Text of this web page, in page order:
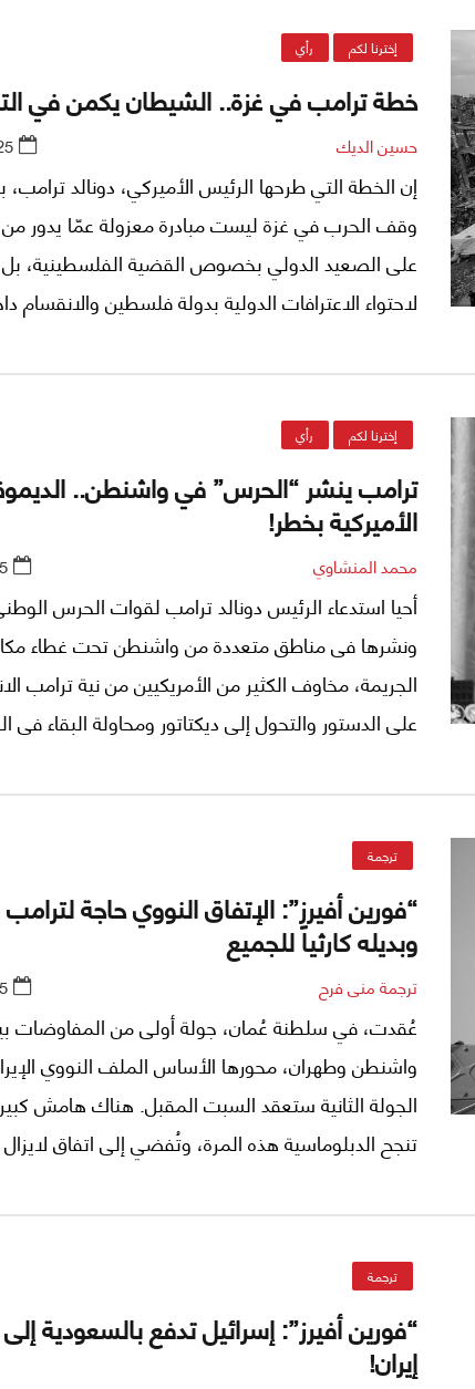
إخترنا لكم رأي
خطة ترامب في غزة.. الشيطان يكمن في
حسين الديك
إن الخطة التي طرحها الرئيس الأميركي، دونالد
وقف الحرب في غزة ليست مبادرة معزولة عمّا يدور
على الصعيد الدولي بخصوص القضية الفلسطينية،
لاحتواء الاعترافات الدولية بدولة فلسطين والانقسام
إخترنا لكم رأي
ترامب ينشر “الحرس” في واشنطن..
الأميركية بخطر!
محمد المنشاوي
أحيا استدعاء الرئيس دونالد ترامب لقوات الحرس
ونشرها فى مناطق متعددة من واشنطن تحت غطاء
الجريمة، مخاوف الكثير من الأمريكيين من نية ترامب
على الدستور والتحول إلى ديكتاتور ومحاولة البقاء فى
بتطبيق القانون والحفاظ على الأمن، ويرى أنه يجب
من رجال الشرطة بدلا من خفض ميزانيات أجهزة الشرطة،
تتعلق بمكافحة الجريمة، بل بالرسائل التى يبعث بها
يمكن أن يبعث بها مستقبلا.
ترجمة
“فورين أفيرز”: الإتفاق النووي حاجة لترامب
وبديله كارثياً للجميع
ترجمة منى فرح
عُقدت، في سلطنة عُمان، جولة أولى من المفاوضات
واشنطن وطهران، محورها الأساس الملف النووي
الجولة الثانية ستعقد السبت المقبل. هناك هامش
تنجح الدبلوماسية هذه المرة، وتُفضي إلى اتفاق
على الجميع، بحسب كومفورت هيرو، في "فورين
ترجمة
“فورين أفيرز”: إسرائيل تدفع بالسعودية
إيران!